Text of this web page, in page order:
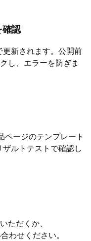
確認
新されます。公開前
し、エラーを防ぎま
ージのテンプレート
ルトテストで確認し
ただくか、
わせください。